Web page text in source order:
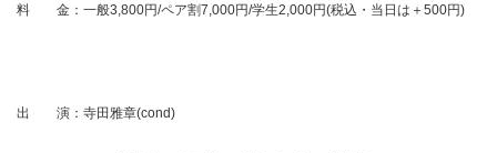
料 金：一般3,800円/ペア割7,000円/学生2,000円(税込・当日は＋500円)
出 演：寺田雅章(cond)